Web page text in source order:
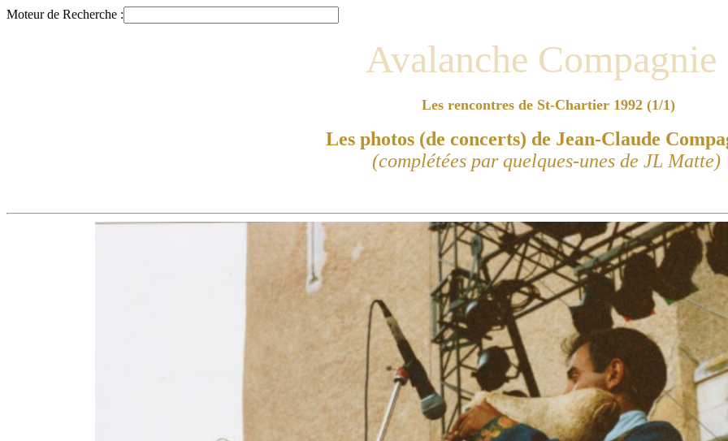
Moteur de Recherche :
Avalanche Compagnie
Les rencontres de St-Chartier 1992 (1/1)
Les photos (de concerts) de Jean-Claude
(complétées par quelques-unes de JL Matte)